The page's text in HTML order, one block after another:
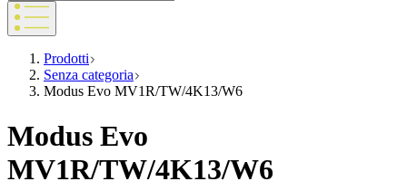
Prodotti
Senza categoria
Modus Evo MV1R/TW/4K13/W6
Modus Evo
MV1R/TW/4K13/W6